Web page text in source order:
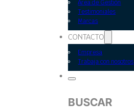
Área de Gestión
Testimoniales
Marcas
CONTACTO
Empresa
Trabaja con nosotros
BUSCAR